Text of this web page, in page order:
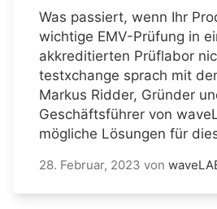
Was passiert, wenn Ihr
wichtige EMV-Prüfung in
akkreditierten Prüflabor
testxchange sprach mit
Markus Ridder, Gründer
Geschäftsführer von
mögliche Lösungen für
28. Februar, 2023 von